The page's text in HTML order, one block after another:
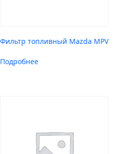
Фильтр топливный Mazda MPV
Подробнее